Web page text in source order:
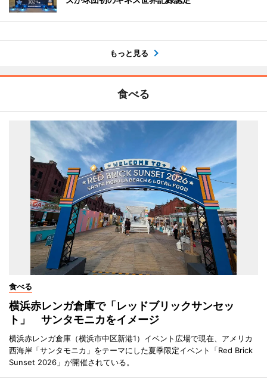
もっと見る
食べる
食べる
横浜赤レンガ倉庫で「レッドブリックサンセッ
ト」 サンタモニカをイメージ
横浜赤レンガ倉庫（横浜市中区新港1）イベント広場で現在、アメリカ
西海岸「サンタモニカ」をテーマにした夏季限定イベント「Red Brick
Sunset 2026」が開催されている。